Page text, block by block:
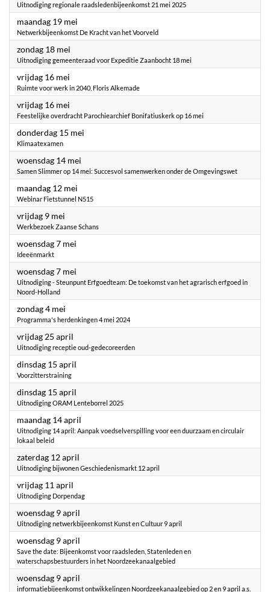
Uitnodiging regionale raadsledenbijeenkomst 21 mei 2025
maandag 19 mei
Netwerkbijeenkomst De Kracht van het Voorveld
zondag 18 mei
Uitnodiging gemeenteraad voor Expeditie Zaanbocht 18 mei
vrijdag 16 mei
Ruimte voor werk in 2040, Floris Alkemade
vrijdag 16 mei
Feestelijke overdracht Parochiearchief Bonifatiuskerk op 16 mei
donderdag 15 mei
Klimaatexamen
woensdag 14 mei
Samen Slimmer op 14 mei: Succesvol samenwerken onder de Omgevingswet
maandag 12 mei
Webinar Fietstunnel N515
vrijdag 9 mei
Werkbezoek Zaanse Schans
woensdag 7 mei
Ideeënmarkt
woensdag 7 mei
Uitnodiging - Steunpunt Erfgoedteam: De toekomst van het agrarisch erfgoed in
Noord-Holland
zondag 4 mei
Programma's herdenkingen 4 mei 2024
vrijdag 25 april
Uitnodiging receptie oud-gedecoreerden
dinsdag 15 april
Voorzitterstraining
dinsdag 15 april
Uitnodiging ORAM Lenteborrel 2025
maandag 14 april
Uitnodiging 14 april: Aanpak voedselverspilling voor een duurzaam en circulair
lokaal beleid
zaterdag 12 april
Uitnodiging bijwonen Geschiedenismarkt 12 april
vrijdag 11 april
Uitnodiging Dorpendag
woensdag 9 april
Uitnodiging netwerkbijeenkomst Kunst en Cultuur 9 april
woensdag 9 april
Save the date: Bijeenkomst voor raadsleden, Statenleden en
waterschapsbestuurders in het Noordzeekanaalgebied
woensdag 9 april
informatiebijeenkomst ontwikkelingen Noordzeekanaalgebied op 2 en 9 april a.s.